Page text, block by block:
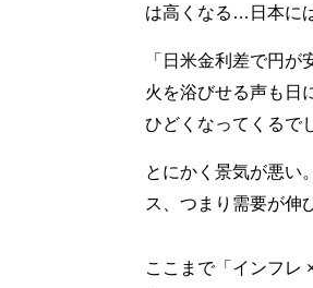
は高くなる…日本に
「日米金利差で円
火を浴びせる声も日
ひどくなってくるで
とにかく景気が悪い
ス、つまり需要が伸
ここまで「インフレ